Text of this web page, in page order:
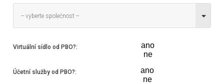
-- vyberte společnost --
Virtuální sídlo od PBO?:
ano
ne
Účetní služby od PBO?:
ano
ne